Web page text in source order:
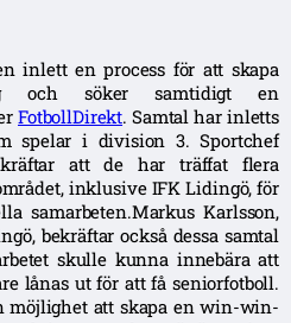
inlett en process för att skapa
och söker samtidigt en
FotbollDirekt. Samtal har inletts
spelar i division 3. Sportchef
att de har träffat flera
inklusive IFK Lidingö, för
samarbeten.Markus Karlsson,
bekräftar också dessa samtal
skulle kunna innebära att
lånas ut för att få seniorfotboll.
möjlighet att skapa en win-win-